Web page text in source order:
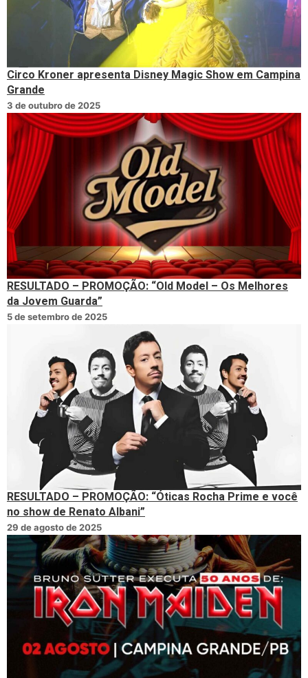
Circo Kroner apresenta Disney Magic Show em Campina
Grande
3 de outubro de 2025
RESULTADO – PROMOÇÃO: “Old Model – Os Melhores
da Jovem Guarda”
5 de setembro de 2025
RESULTADO – PROMOÇÃO: “Óticas Rocha Prime e você
no show de Renato Albani”
29 de agosto de 2025